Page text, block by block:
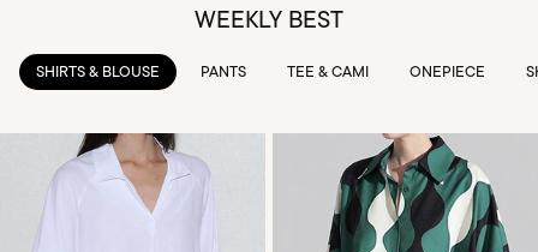
WEEKLY BEST
PANTS TEE & CAMI ONEPIECE SKIRTS OUTWEAR